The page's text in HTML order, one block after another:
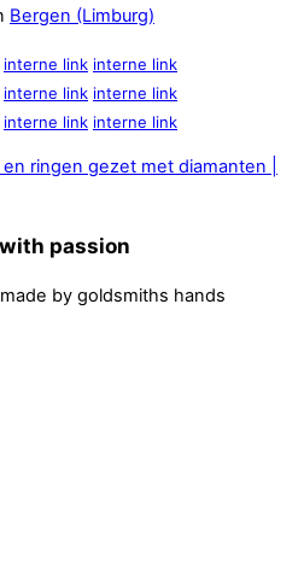
Bergen (Limburg)
interne link interne link
interne link interne link
interne link interne link
passion
by goldsmiths hands